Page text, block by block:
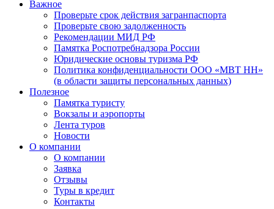
Важное
Проверьте срок действия загранпаспорта
Проверьте свою задолженность
Рекомендации МИД РФ
Памятка Роспотребнадзора России
Юридические основы туризма РФ
Политика конфиденциальности ООО «МВТ НН»
(в области защиты персональных данных)
Полезное
Памятка туристу
Вокзалы и аэропорты
Лента туров
Новости
О компании
О компании
Заявка
Отзывы
Туры в кредит
Контакты